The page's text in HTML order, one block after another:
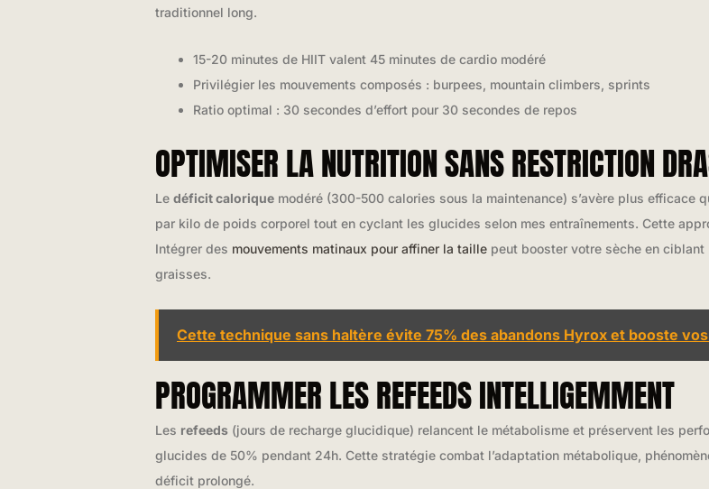
traditionnel long.
15-20 minutes de HIIT valent 45 minutes de cardio modéré
Privilégier les mouvements composés : burpees, mountain climbers, sprints
Ratio optimal : 30 secondes d’effort pour 30 secondes de repos
OPTIMISER LA NUTRITION SANS RESTRICTION
Le déficit calorique modéré (300-500 calories sous la maintenance) s’avère plus efficace
par kilo de poids corporel tout en cyclant les glucides selon mes entraînements. Cette
Intégrer des mouvements matinaux pour affiner la taille peut booster votre sèche en
graisses.
Cette technique sans haltère évite 75% des abandons Hyrox et booste
PROGRAMMER LES REFEEDS INTELLIGEMMENT
Les refeeds (jours de recharge glucidique) relancent le métabolisme et préservent les
glucides de 50% pendant 24h. Cette stratégie combat l’adaptation métabolique,
déficit prolongé.